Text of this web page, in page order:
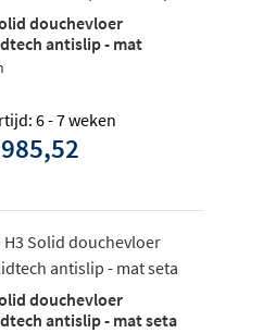
douchevloer
antislip - mat
6 - 7 weken
985,52
douchevloer
antislip - mat seta